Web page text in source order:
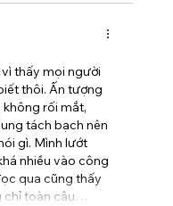
thấy mọi người
thôi. Ấn tượng
không rối mắt,
tách bạch nên
gì. Mình lướt
nhiều vào công
qua cũng thấy
chỉ toàn câu…